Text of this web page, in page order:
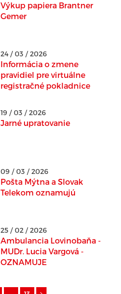
Výkup papiera Brantner
Gemer
24 / 03 / 2026
Informácia o zmene
pravidiel pre virtuálne
registračné pokladnice
19 / 03 / 2026
Jarné upratovanie
09 / 03 / 2026
Pošta Mýtna a Slovak
Telekom oznamujú
25 / 02 / 2026
Ambulancia Lovinobaňa -
MUDr. Lucia Vargová -
OZNAMUJE